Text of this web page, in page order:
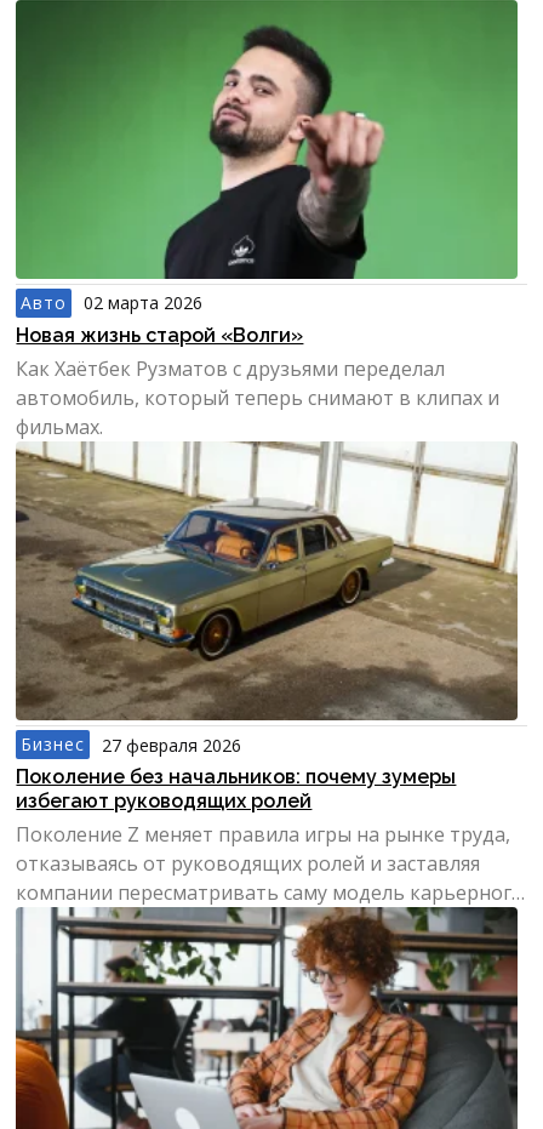
Авто
02 марта 2026
Новая жизнь старой «Волги»
Как Хаётбек Рузматов с друзьями переделал
автомобиль, который теперь снимают в клипах и
фильмах.
Бизнес
27 февраля 2026
Поколение без начальников: почему зумеры
избегают руководящих ролей
Поколение Z меняет правила игры на рынке труда,
отказываясь от руководящих ролей и заставляя
компании пересматривать саму модель карьерного
роста.